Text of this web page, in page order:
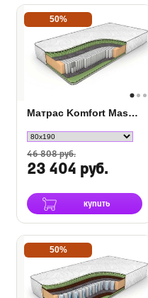
50%
Матрас Komfort Massage S-2000
46 808 руб.
23 404 руб.
купить
50%